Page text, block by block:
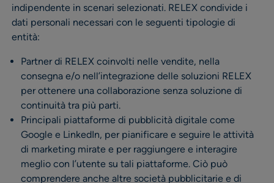
indipendente in scenari selezionati. RELEX condivide i
dati personali necessari con le seguenti tipologie di
entità:
Partner di RELEX coinvolti nelle vendite, nella
consegna e/o nell’integrazione delle soluzioni RELEX
per ottenere una collaborazione senza soluzione di
continuità tra più parti.
Principali piattaforme di pubblicità digitale come
Google e LinkedIn, per pianificare e seguire le attività
di marketing mirate e per raggiungere e interagire
meglio con l’utente su tali piattaforme. Ciò può
comprendere anche altre società pubblicitarie e di